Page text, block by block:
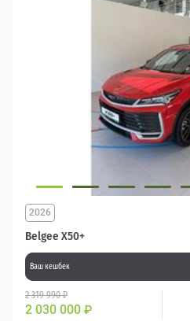
Belgee X50+
2026
Ваш кешбек
2 319 990 ₽
2 030 000 ₽